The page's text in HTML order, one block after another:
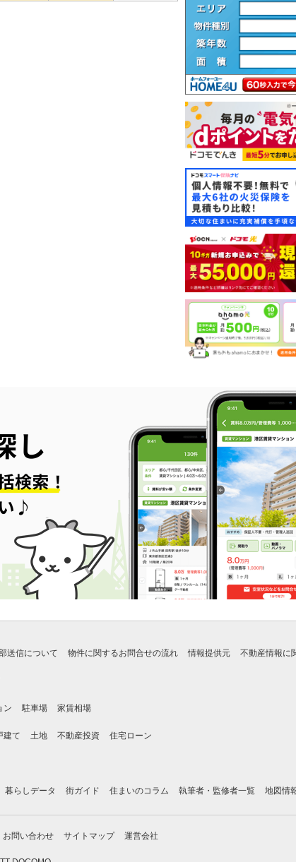
送信について 物件に関するお問合せの流れ 情報提供元 不動産情報に
ン 駐車場 家賃相場
建て 土地 不動産投資 住宅ローン
暮らしデータ 街ガイド 住まいのコラム 執筆者・監修者一覧 地図情
お問い合わせ サイトマップ 運営会社